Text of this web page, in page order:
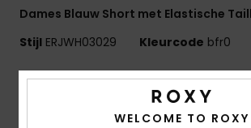
Dames Blauw Short met Elastische
Stijl ERJWH03029 Kleurcode bfr0
Kenmerken
Roxy Rise-collectie
WELCOME TO ROXY